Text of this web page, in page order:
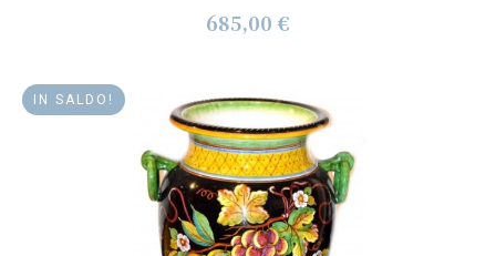
685,00 €
IN SALDO!